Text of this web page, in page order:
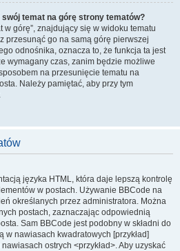
temat na górę strony tematów?
w górę”, znajdujący się w widoku tematu
przesunąć go na samą górę pierwszej
odnośnika, oznacza to, że funkcja ta jest
wymagany czas, zanim będzie możliwe
na przesunięcie tematu na
Należy pamiętać, aby przy tym
języka HTML, która daje lepszą kontrolę
w postach. Używanie BBCode na
określanych przez administratora. Można
postach, zaznaczając odpowiednią
Sam BBCode jest podobny w składni do
w nawiasach kwadratowych [przykład]
ostrych <przykład>. Aby uzyskać